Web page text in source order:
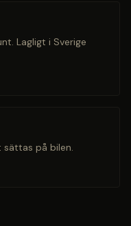
Lagligt i Sverige
på bilen.